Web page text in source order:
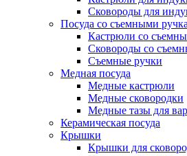
Сковороды для
Посуда со съемными
Кастрюли со
Сковороды со
Съемные ручки
Медная посуда
Медные кастрюли
Медные сковородки
Медные тазы для
Керамическая посуда
Крышки
Крышки для